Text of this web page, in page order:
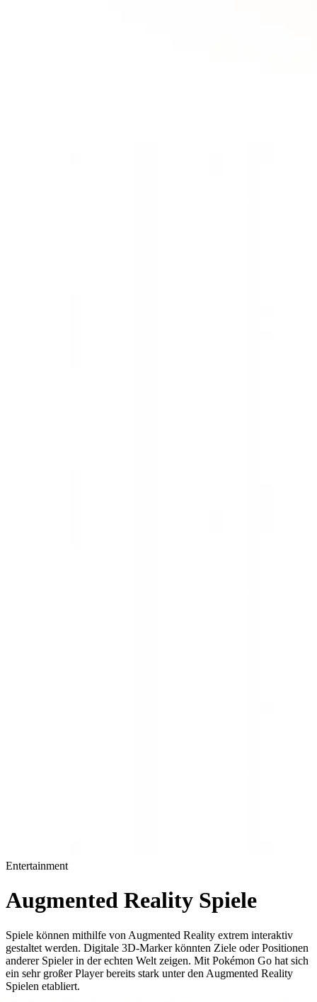
Entertainment
Augmented Reality Spiele
Spiele können mithilfe von Augmented Reality extrem interaktiv
gestaltet werden. Digitale 3D-Marker könnten Ziele oder Positionen
anderer Spieler in der echten Welt zeigen. Mit Pokémon Go hat sich
ein sehr großer Player bereits stark unter den Augmented Reality
Spielen etabliert.